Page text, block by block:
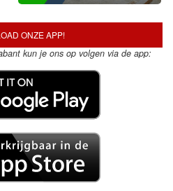
ONZE APP!
kun je ons op volgen via de app: